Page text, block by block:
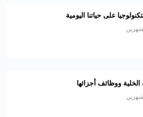
على حياتنا اليومية
ووظائف أجزائها